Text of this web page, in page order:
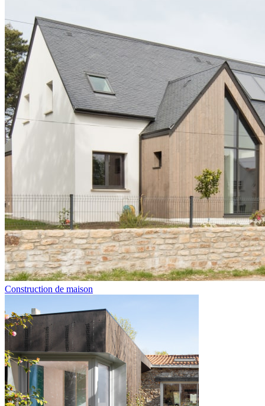
Construction de maison